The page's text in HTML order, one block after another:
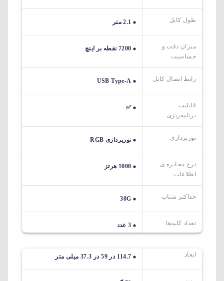
طول کابل 2.1 متر
میزان دقت و
حساسیت
7200 نقطه بر اینچ
رابط اتصال کابل USB Type-A
قابلیت
برنامه‌ریزی
✅
نورپردازی نورپردازی RGB
نرخ مخابره ی
اطلاعات
1000 هرتز
حداکثر شتاب 30G
تعداد کلیدها 3 عدد
ابعاد 114.7 در 59 در 37.3 میلی متر